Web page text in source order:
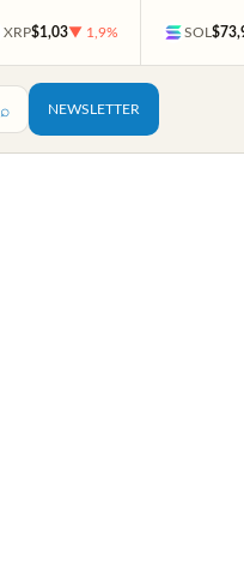
XRP$1,03▼ 1,9% SOL
⌕ NEWSLETTER